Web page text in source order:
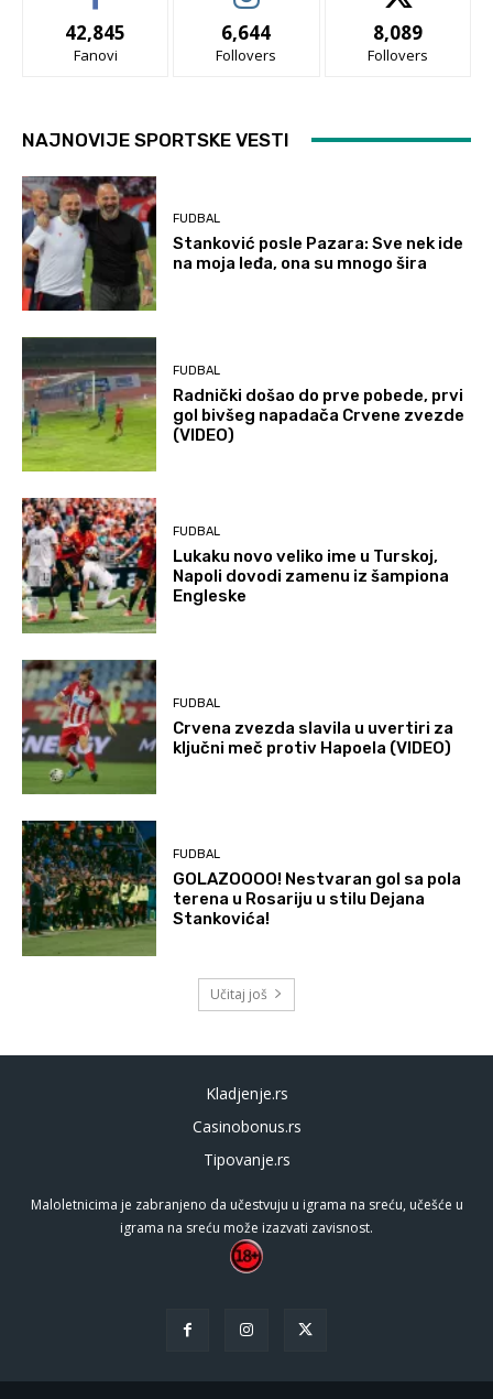
42,845
Fanovi
6,644
Follovers
8,089
Follovers
NAJNOVIJE SPORTSKE VESTI
FUDBAL
Stanković posle Pazara: Sve nek ide
na moja leđa, ona su mnogo šira
FUDBAL
Radnički došao do prve pobede, prvi
gol bivšeg napadača Crvene zvezde
(VIDEO)
FUDBAL
Lukaku novo veliko ime u Turskoj,
Napoli dovodi zamenu iz šampiona
Engleske
FUDBAL
Crvena zvezda slavila u uvertiri za
ključni meč protiv Hapoela (VIDEO)
FUDBAL
GOLAZOOOO! Nestvaran gol sa pola
terena u Rosariju u stilu Dejana
Stankovića!
Učitaj još
Kladjenje.rs
Casinobonus.rs
Tipovanje.rs
Maloletnicima je zabranjeno da učestvuju u igrama na sreću, učešće u
igrama na sreću može izazvati zavisnost.